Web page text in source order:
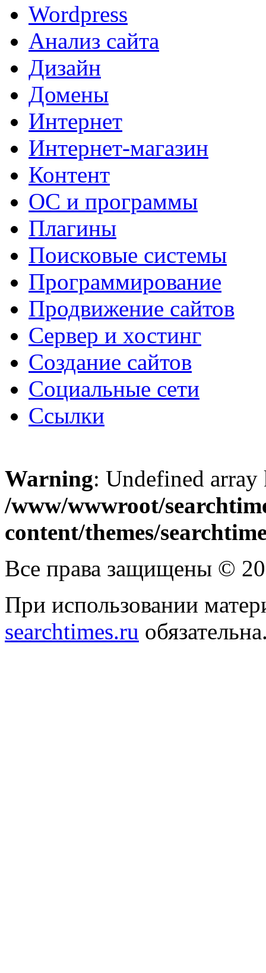
Wordpress
Анализ сайта
Дизайн
Домены
Интернет
Интернет-магазин
Контент
ОС и программы
Плагины
Поисковые системы
Программирование
Продвижение сайтов
Сервер и хостинг
Создание сайтов
Социальные сети
Ссылки
Warning: Undefined
/www/wwwroot/
content/themes/
Все права защищены ©
При использовании
searchtimes.ru